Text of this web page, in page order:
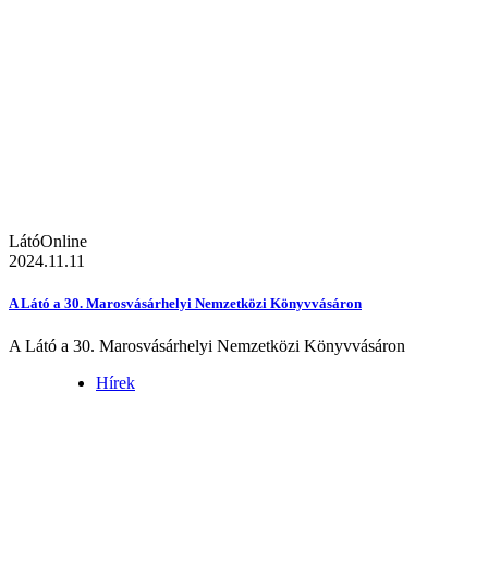
LátóOnline
2024.11.11
A Látó a 30. Marosvásárhelyi Nemzetközi Könyvvásáron
A Látó a 30. Marosvásárhelyi Nemzetközi Könyvvásáron
Hírek